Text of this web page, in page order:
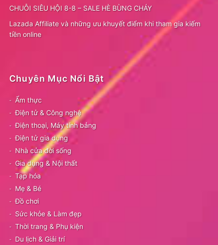
CHUỖI SIÊU HỘI 8-8 – SALE HÈ BÙNG CHÁY
Lazada Affiliate và những ưu khuyết điểm khi tham gia kiếm
tiền online
Chuyên Mục Nổi Bật
Ẩm thực
Điện tử & Công nghệ
Điện thoại, Máy tính bảng
Điện tử gia dụng
Nhà cửa đời sống
Gia dụng & Nội thất
Tạp hóa
Mẹ & Bé
Đồ chơi
Sức khỏe & Làm đẹp
Thời trang & Phụ kiện
Du lịch & Giải trí